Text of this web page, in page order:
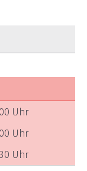
Uhr
Uhr
Uhr